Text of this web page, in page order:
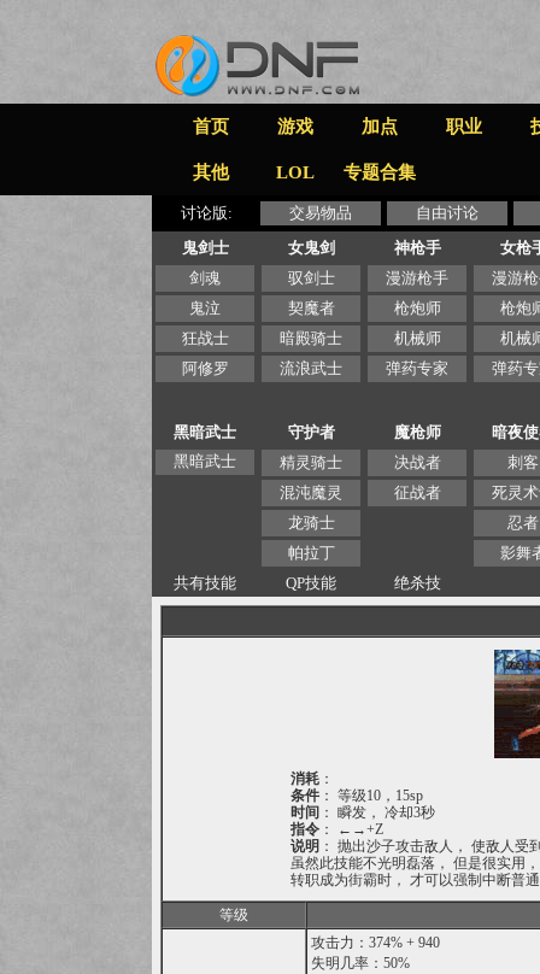
首页 游戏 加点 职业
其他 LOL 专题合集
讨论版: 交易物品
自由讨论
鬼剑士
剑魂
鬼泣
狂战士
阿修罗
女鬼剑
驭剑士
契魔者
暗殿骑士
流浪武士
神枪手
漫游枪手
枪炮师
机械师
弹药专家
女枪
漫游
枪炮
机械
弹药
黑暗武士
黑暗武士
守护者
精灵骑士
混沌魔灵
龙骑士
帕拉丁
魔枪师
决战者
征战者
暗夜
刺客
死灵
忍者
影舞
共有技能
QP技能 绝杀技
消耗 ：
条件 ： 等级10，15sp
时间 ： 瞬发， 冷却3秒
指令 ： ←→+Z
说明 ： 抛出沙子攻击敌人， 使敌人
虽然此技能不光明磊落， 但是很实用
转职成为街霸时， 才可以强制中断普
等级
攻击力：374% + 940
失明几率：50%